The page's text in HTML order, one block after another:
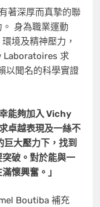
著深厚而真摯的聯
身為職業運動
境及精神壓力，
Laboratoires 求
以聞名的科學實證
幸能夠加入 Vichy
卓越表現及一絲不
巨大壓力下，找到
破。對於能與一
懷興奮。」
Boutiba 補充